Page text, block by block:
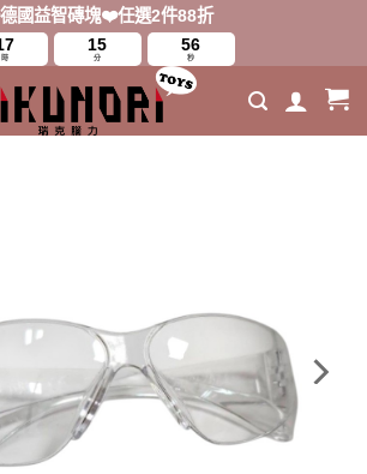
國益智磚塊❤️任選2件88折
時
15
分
55
秒